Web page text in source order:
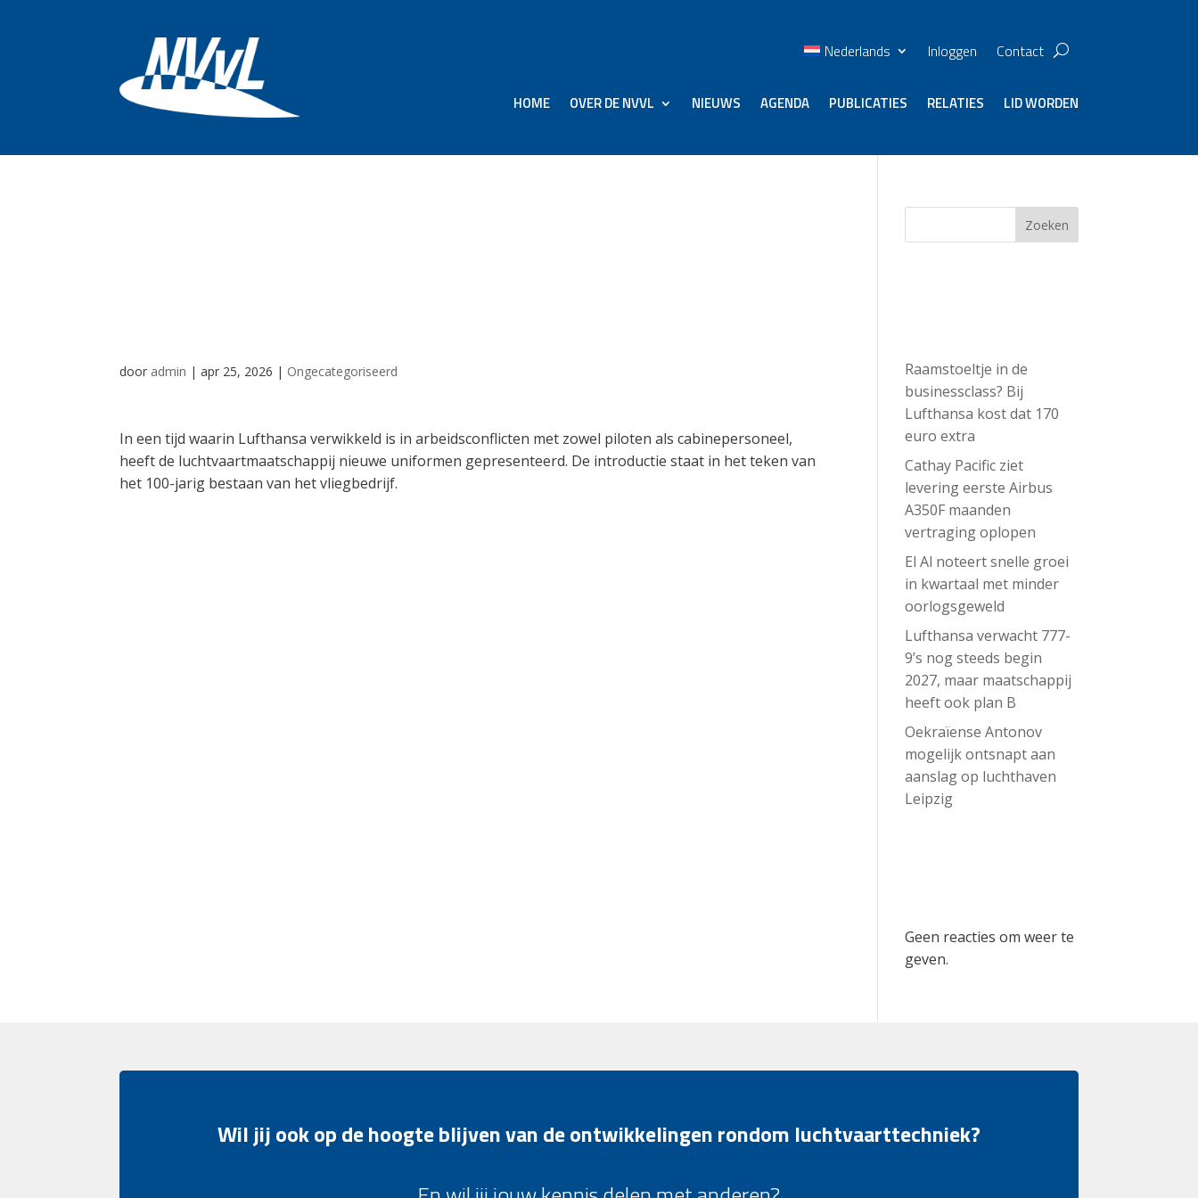
Nederlands Inloggen Contact
HOME OVER DE NVVL NIEUWS AGENDA PUBLICATIES RELATIES LID WORDEN
door admin |apr 25, 2026 | Ongecategoriseerd
In een tijd waarin Lufthansa verwikkeld is in arbeidsconflicten met zowel piloten als cabinepersoneel,
heeft de luchtvaartmaatschappij nieuwe uniformen gepresenteerd. De introductie staat in het teken van
het 100-jarig bestaan van het vliegbedrijf.
Zoeken
Raamstoeltje in de
businessclass? Bij
Lufthansa kost dat 170
euro extra
Cathay Pacific ziet
levering eerste Airbus
A350F maanden
vertraging oplopen
El Al noteert snelle groei
in kwartaal met minder
oorlogsgeweld
Lufthansa verwacht 777-
9’s nog steeds begin
2027, maar maatschappij
heeft ook plan B
Oekraïense Antonov
mogelijk ontsnapt aan
aanslag op luchthaven
Leipzig
Geen reacties om weer te
geven.
Wil jij ook op de hoogte blijven van de ontwikkelingen rondom luchtvaarttechniek?